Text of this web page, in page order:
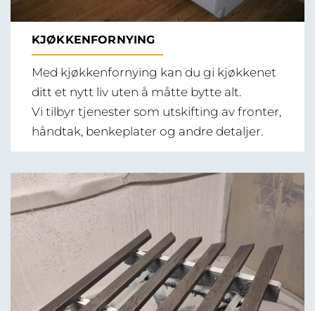
KJØKKENFORNYING
Med kjøkkenfornying kan du gi kjøkkenet
ditt et nytt liv uten å måtte bytte alt.
Vi tilbyr tjenester som utskifting av fronter,
håndtak, benkeplater og andre detaljer.